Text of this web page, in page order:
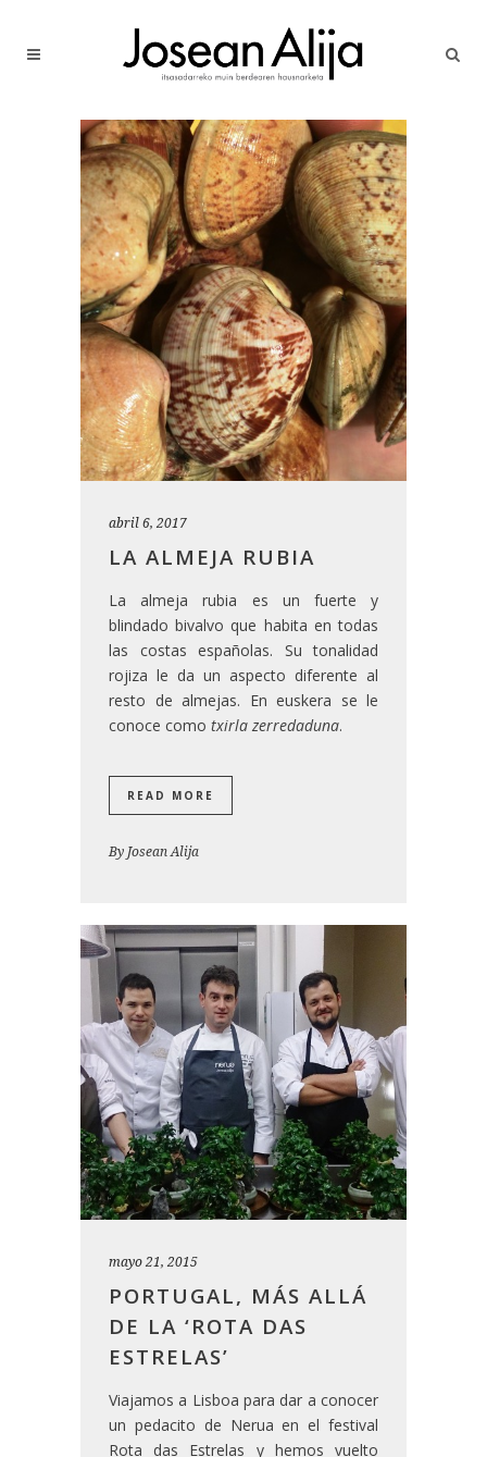
abril 6, 2017
LA ALMEJA RUBIA
La almeja rubia es un fuerte y
blindado bivalvo que habita en todas
las costas españolas. Su tonalidad
rojiza le da un aspecto diferente al
resto de almejas. En euskera se le
conoce como txirla zerredaduna.
READ MORE
By Josean Alija
mayo 21, 2015
PORTUGAL, MÁS ALLÁ
DE LA ‘ROTA DAS
ESTRELAS’
Viajamos a Lisboa para dar a conocer
un pedacito de Nerua en el festival
Rota das Estrelas y hemos vuelto